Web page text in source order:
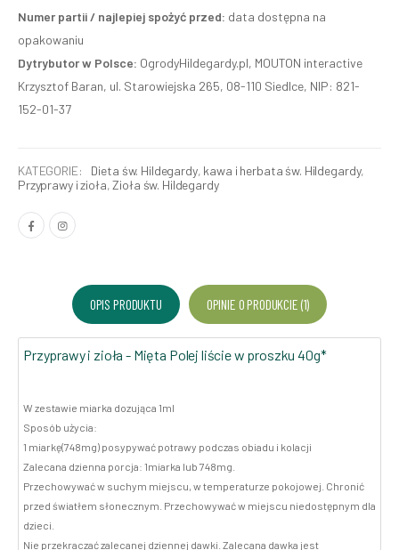
Numer partii / najlepiej spożyć przed: data dostępna na
opakowaniu
Dytrybutor w Polsce: OgrodyHildegardy.pl, MOUTON interactive
Krzysztof Baran, ul. Starowiejska 265, 08-110 Siedlce, NIP: 821-
152-01-37
KATEGORIE: Dieta św. Hildegardy, kawa i herbata św. Hildegardy,
Przyprawy i zioła,Zioła św. Hildegardy
OPIS PRODUKTU OPINIE O PRODUKCIE (1)
Przyprawy i zioła - Mięta Polej liście w proszku 40g*
W zestawie miarka dozująca 1ml
Sposób użycia:
1 miarkę(748mg) posypywać potrawy podczas obiadu i kolacji
Zalecana dzienna porcja: 1miarka lub 748mg.
Przechowywać w suchym miejscu, w temperaturze pokojowej. Chronić
przed światłem słonecznym. Przechowywać w miejscu niedostępnym dla
dzieci.
Nie przekraczać zalecanej dziennej dawki. Zalecana dawka jest